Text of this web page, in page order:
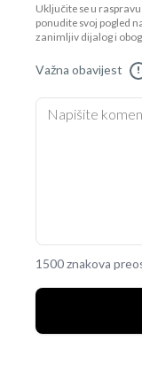
Uključite se u
ponudite svoj pogled
zanimljiv dijalog i
Važna obavijest !
1500 znakova